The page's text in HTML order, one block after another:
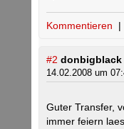
Kommentieren |
#2 donbigblack
14.02.2008 um
Guter Transfer,
immer feiern